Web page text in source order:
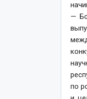
—
по